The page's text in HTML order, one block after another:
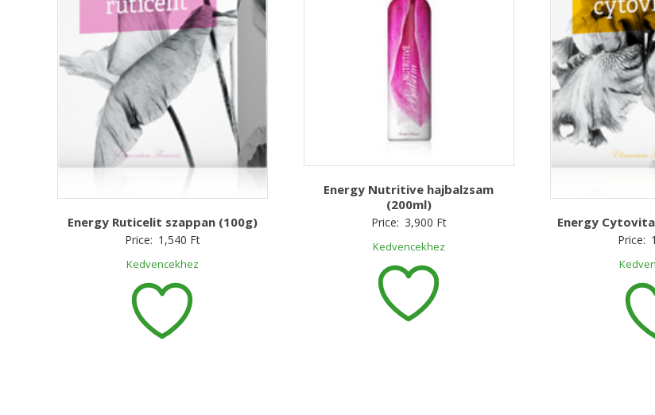
Energy Ruticelit szappan (100g)
Price: 1,540 Ft
Kedvencekhez
Energy Nutritive hajbalzsam
(200ml)
Price: 3,900 Ft
Kedvencekhez
Energy
Price: